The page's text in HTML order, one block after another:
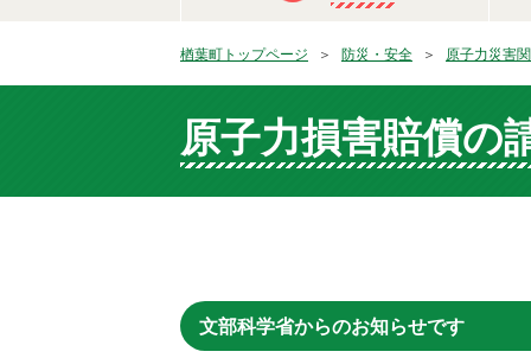
楢葉町トップページ 防災・安全 原子力災害
原子力損害賠償の
文部科学省からのお知らせです